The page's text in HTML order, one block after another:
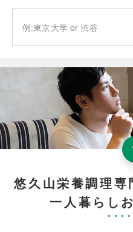
悠久山栄養調理専
一人暮らし